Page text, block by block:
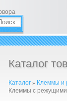
Каталог
Каталог» Клеммы и
Клеммы с